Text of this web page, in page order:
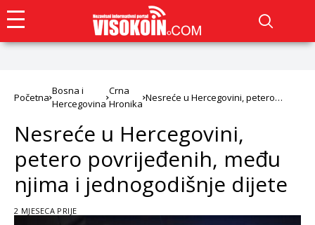
Početna
Bosna i
Hercegovina
Crna
Hronika
Nesreće u Hercegovini, petero
Nesreće u Hercegovini,
petero povrijeđenih, među
njima i jednogodišnje dijete
2 MJESECA PRIJE